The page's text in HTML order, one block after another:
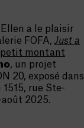
a le plaisir
FOFA, Just a
petit montant
, un projet
20, exposé dans
1515, rue Ste-
2025.